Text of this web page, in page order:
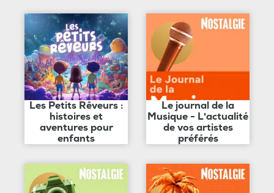
Les Petits Rêveurs :
histoires et
aventures pour
enfants
Le journal de la
Musique - L'actualité
de vos artistes
préférés